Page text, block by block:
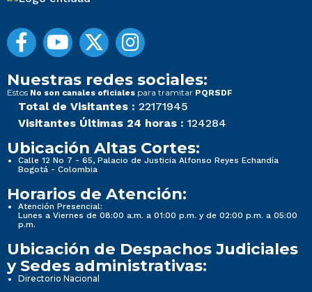
Nuestras redes sociales:
Estos No son canales oficiales para tramitar PQRSDF
Total de Visitantes : 22171945
Visitantes Últimas 24 horas : 124284
Ubicación Altas Cortes:
Calle 12 No 7 - 65, Palacio de Justicia Alfonso Reyes Echandía
Bogotá - Colombia
Horarios de Atención:
Atención Presencial:
Lunes a Viernes de 08:00 a.m. a 01:00 p.m. y de 02:00 p.m. a 05:00
p.m.
Ubicación de Despachos Judiciales
y Sedes administrativas:
Directorio Nacional